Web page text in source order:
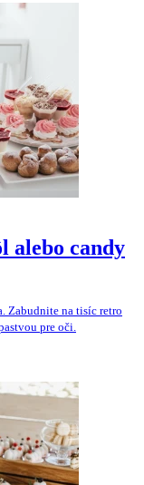
alebo candy
Zabudnite na tisíc retro
pre oči.